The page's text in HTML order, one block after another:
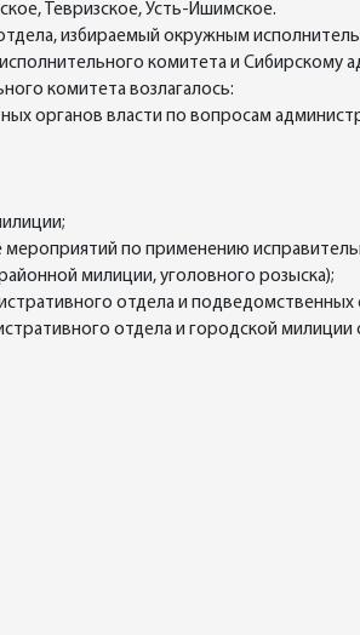
Тевризское, Усть-Ишимское.
избираемый окружным
комитета и Сибирскому
комитета возлагалось:
органов власти по вопросам
по применению
милиции, уголовного розыска);
отдела и подведомственных
отдела и городской милиции